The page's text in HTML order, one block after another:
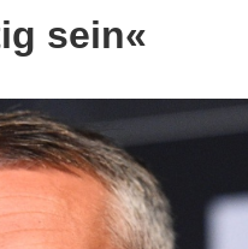
sein«